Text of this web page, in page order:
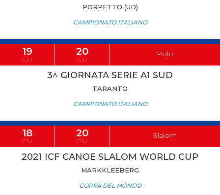
PORPETTO (UD)
CAMPIONATO ITALIANO
19
GIU
20
GIU
Polo
3^ GIORNATA SERIE A1 SUD
TARANTO
CAMPIONATO ITALIANO
18
GIU
20
GIU
Slalom
2021 ICF CANOE SLALOM WORLD CUP
MARKKLEEBERG
COPPA DEL MONDO